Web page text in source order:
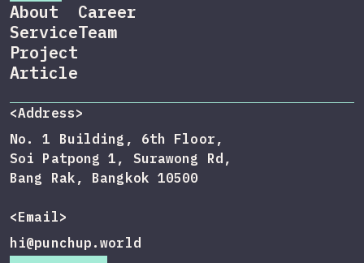
About
Service
Project
Article
Career
Team
<Address>
No. 1 Building, 6th Floor,
Soi Patpong 1, Surawong Rd,
Bang Rak, Bangkok 10500
<Email>
hi@punchup.world